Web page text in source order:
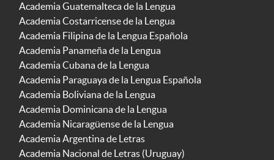
Academia Guatemalteca de la Lengua
Academia Costarricense de la Lengua
Academia Filipina de la Lengua Española
Academia Panameña de la Lengua
Academia Cubana de la Lengua
Academia Paraguaya de la Lengua Española
Academia Boliviana de la Lengua
Academia Dominicana de la Lengua
Academia Nicaragüense de la Lengua
Academia Argentina de Letras
Academia Nacional de Letras (Uruguay)